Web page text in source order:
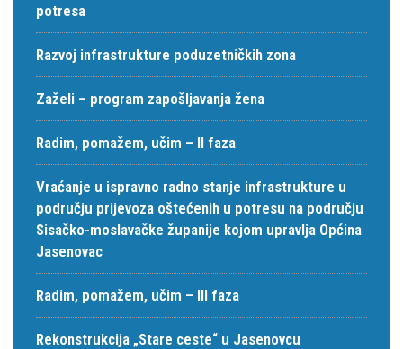
potresa
Razvoj infrastrukture poduzetničkih zona
Zaželi – program zapošljavanja žena
Radim, pomažem, učim – II faza
Vraćanje u ispravno radno stanje infrastrukture u
području prijevoza oštećenih u potresu na području
Sisačko-moslavačke županije kojom upravlja Općina
Jasenovac
Radim, pomažem, učim – III faza
Rekonstrukcija „Stare ceste“ u Jasenovcu